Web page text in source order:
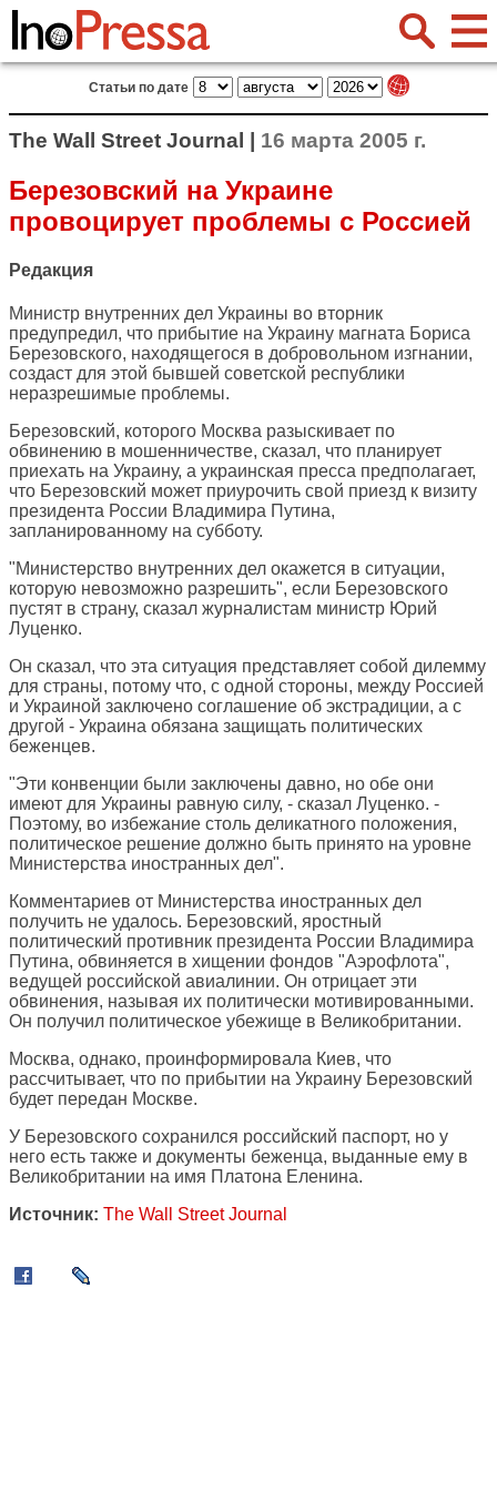
Статьи по дате
The Wall Street Journal | 16 марта 2005 г.
Березовский на Украине
провоцирует проблемы с Россией
Редакция
Министр внутренних дел Украины во вторник
предупредил, что прибытие на Украину магната Бориса
Березовского, находящегося в добровольном изгнании,
создаст для этой бывшей советской республики
неразрешимые проблемы.
Березовский, которого Москва разыскивает по
обвинению в мошенничестве, сказал, что планирует
приехать на Украину, а украинская пресса предполагает,
что Березовский может приурочить свой приезд к визиту
президента России Владимира Путина,
запланированному на субботу.
"Министерство внутренних дел окажется в ситуации,
которую невозможно разрешить", если Березовского
пустят в страну, сказал журналистам министр Юрий
Луценко.
Он сказал, что эта ситуация представляет собой дилемму
для страны, потому что, с одной стороны, между Россией
и Украиной заключено соглашение об экстрадиции, а с
другой - Украина обязана защищать политических
беженцев.
"Эти конвенции были заключены давно, но обе они
имеют для Украины равную силу, - сказал Луценко. -
Поэтому, во избежание столь деликатного положения,
политическое решение должно быть принято на уровне
Министерства иностранных дел".
Комментариев от Министерства иностранных дел
получить не удалось. Березовский, яростный
политический противник президента России Владимира
Путина, обвиняется в хищении фондов "Аэрофлота",
ведущей российской авиалинии. Он отрицает эти
обвинения, называя их политически мотивированными.
Он получил политическое убежище в Великобритании.
Москва, однако, проинформировала Киев, что
рассчитывает, что по прибытии на Украину Березовский
будет передан Москве.
У Березовского сохранился российский паспорт, но у
него есть также и документы беженца, выданные ему в
Великобритании на имя Платона Еленина.
Источник: The Wall Street Journal